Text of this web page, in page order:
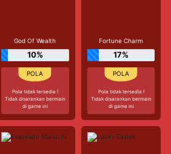
God Of Wealth
10%
Pola tidak tersedia !
Tidak disarankan bermain
di game ini
Fortune Charm
17%
Pola tidak tersedia !
Tidak disarankan bermain
di game ini